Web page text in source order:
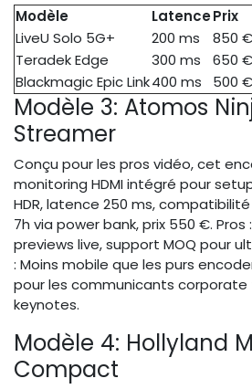
Modèle
LatencePrix
LiveU Solo 5G+
200 ms 850 €
Teradek Edge
300 ms 650 €
Blackmagic Epic Link400 ms 500 €
Modèle 3: Atomos
Streamer
Conçu pour les pros vidéo, cet
monitoring HDMI intégré pour
HDR, latence 250 ms,
7h via power bank, prix 550 €.
previews live, support MOQ pour
: Moins mobile que les purs
pour les communicants
keynotes.
Modèle 4: Hollyland
Compact